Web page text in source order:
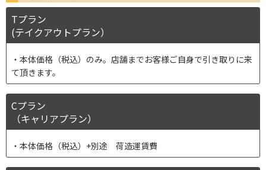
Tプラン
(テイクアウトプラン）
本体価格（税込）のみ。店舗までお客様ご自身で引き取りに来
て頂きます。
Cプラン
（キャリアプラン）
本体価格（税込）+別途 荷造運賃費